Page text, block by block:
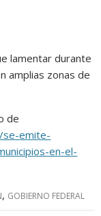
lamentar durante
amplias zonas de
de
se-emite-
en-el-
, GOBIERNO FEDERAL